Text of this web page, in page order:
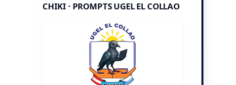
CHIKI · PROMPTS UGEL EL COLLAO